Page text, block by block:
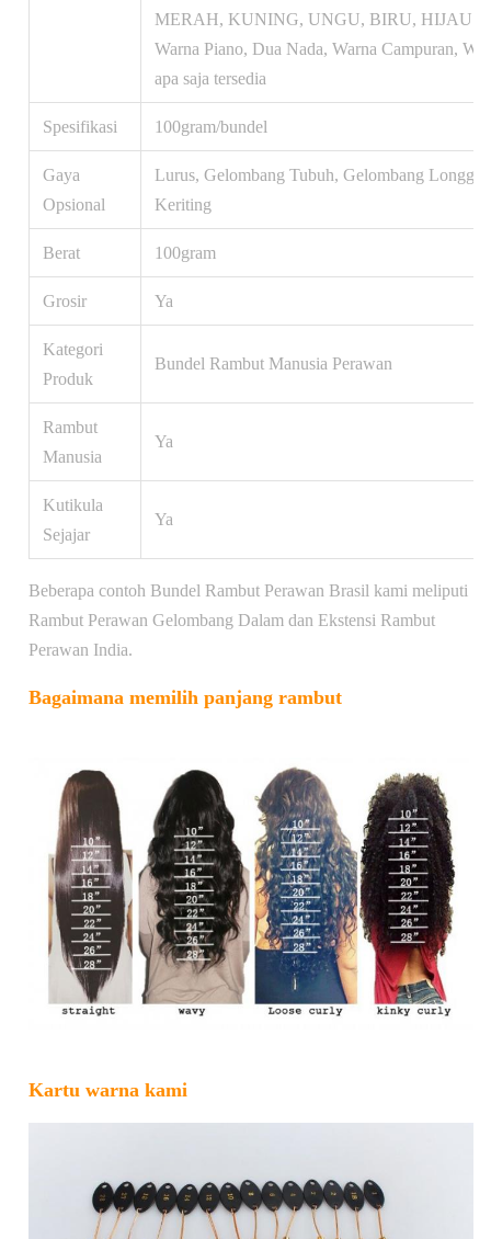
MERAH, KUNING, UNGU, BIRU, HIJAU
Warna Piano, Dua Nada, Warna Campuran,
apa saja tersedia
Spesifikasi 100gram/bundel
Gaya
Opsional
Lurus, Gelombang Tubuh, Gelombang Longgar,
Keriting
Berat 100gram
Grosir Ya
Kategori
Produk
Bundel Rambut Manusia Perawan
Rambut
Manusia
Ya
Kutikula
Sejajar
Ya
Beberapa contoh Bundel Rambut Perawan Brasil kami meliputi
Rambut Perawan Gelombang Dalam dan Ekstensi Rambut
Perawan India.
Bagaimana memilih panjang rambut
Kartu warna kami